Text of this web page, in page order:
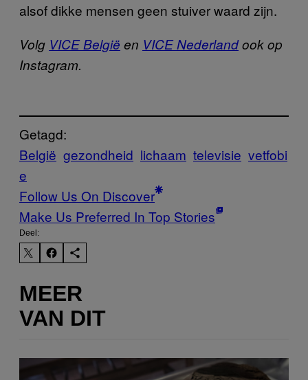
alsof dikke mensen geen stuiver waard zijn.
Volg VICE België en VICE Nederlandook op
Instagram.
Getagd:
België gezondheid lichaam televisie vetfobi
e
Follow Us On Discover
Make Us Preferred In Top Stories
Deel:
MEER
VAN DIT